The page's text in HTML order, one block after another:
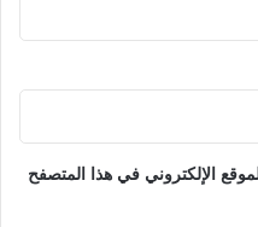
الإلكتروني في هذا المتصفح